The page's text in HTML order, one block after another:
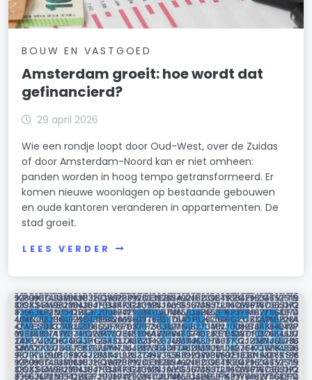
Staatsliedenbuurt
Stadionbuurt
Transvaalbuurt
Tuindorp Oostzaan
Van Galenbuurt
Van Lennepbuurt
Venserpolder
Vondelparkbuurt
Waterland
Waterlandpleinbuurt
BOUW EN VASTGOED
Amsterdam groeit: hoe wordt dat
gefinancierd?
29 april 2026
Wie een rondje loopt door Oud-West, over de Zuidas
of door Amsterdam-Noord kan er niet omheen:
panden worden in hoog tempo getransformeerd. Er
komen nieuwe woonlagen op bestaande gebouwen
en oude kantoren veranderen in appartementen. De
stad groeit.
LEES VERDER